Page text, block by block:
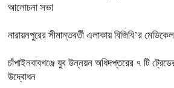
আলোচনা সভা
নারায়নপুরের সীমান্তবর্তী এলাকায় বিজিবি’র
চাঁপাইনবাবগঞ্জে‌ যুব উন্নয়ন অধিদপ্তরের ৭ টি
উদ্বোধন